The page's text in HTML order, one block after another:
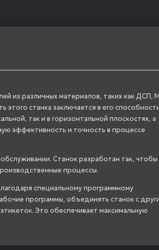
из различных материалов, таких как ДСП,
этого станка заключается в его
так и в горизонтальной плоскостях, а
эффективность и точность в процессе
Станок разработан так, чтобы
процессы.
специальному программному
программы, объединять станок с
Это обеспечивает максимальную